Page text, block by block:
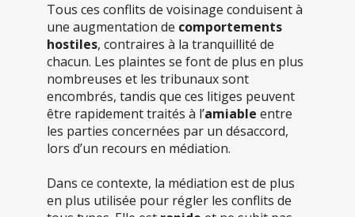
Tous ces conflits de voisinage conduisent à
une augmentation de comportements
hostiles, contraires à la tranquillité de
chacun. Les plaintes se font de plus en plus
nombreuses et les tribunaux sont
encombrés, tandis que ces litiges peuvent
être rapidement traités à l’amiable entre
les parties concernées par un désaccord,
lors d’un recours en médiation.
Dans ce contexte, la médiation est de plus
en plus utilisée pour régler les conflits de